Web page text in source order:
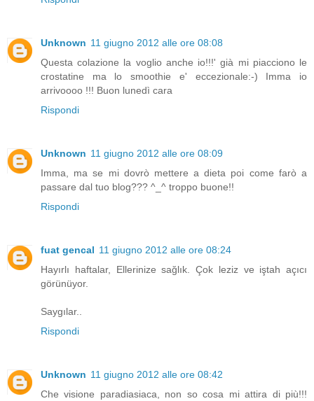
Unknown 11 giugno 2012 alle ore 08:08
Questa colazione la voglio anche io!!!' già mi piacciono le
crostatine ma lo smoothie e' eccezionale:-) Imma io
arrivoooo !!! Buon lunedì cara
Rispondi
Unknown 11 giugno 2012 alle ore 08:09
Imma, ma se mi dovrò mettere a dieta poi come farò a
passare dal tuo blog??? ^_^ troppo buone!!
Rispondi
fuat gencal 11 giugno 2012 alle ore 08:24
Hayırlı haftalar, Ellerinize sağlık. Çok leziz ve iştah açıcı
görünüyor.
Saygılar..
Rispondi
Unknown 11 giugno 2012 alle ore 08:42
Che visione paradiasiaca, non so cosa mi attira di più!!!